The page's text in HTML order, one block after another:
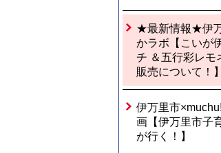
★最新情報★伊
かラボ【こいが
チ ＆五行彩レモ
販売について！】
伊万里市
画【伊万里市子
が行く！】